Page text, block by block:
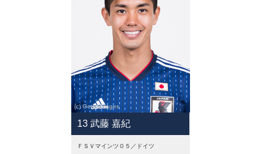
13 武藤 嘉紀
ＦＳＶマインツ０５／ドイツ